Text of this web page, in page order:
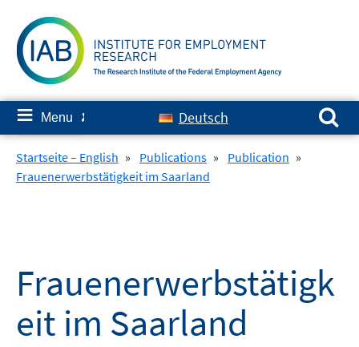
content
≡ Menu ✘ Deutsch
Search for:
Startseite – English » Publications » Publication »
Frauenerwerbstätigkeit im Saarland
Frauenerwerbstätigk
eit im Saarland